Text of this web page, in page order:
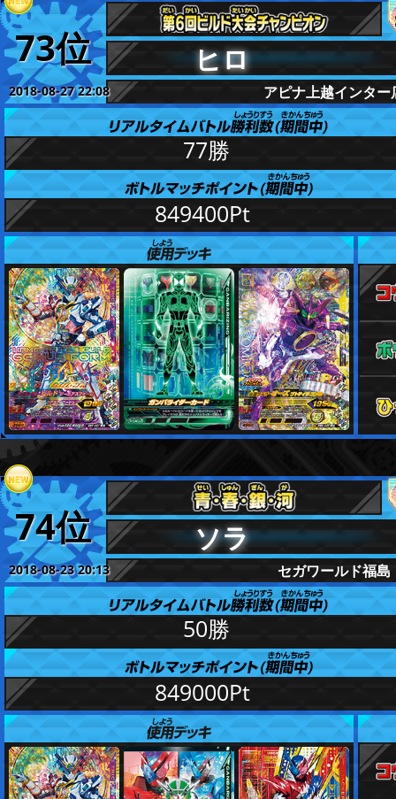
73位
2018-08-27 22:08
更新
ヒロ
アピナ上越インター
77勝
849400Pt
74位
2018-08-23 20:13
更新
ソラ
セガワールド福島
50勝
849000Pt